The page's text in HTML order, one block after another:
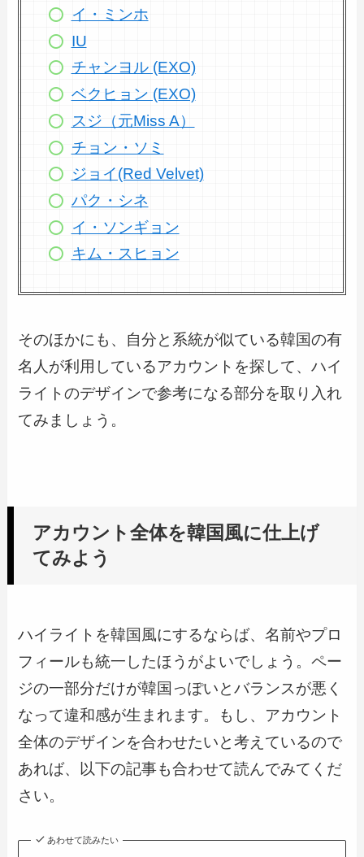
イ・ミンホ
IU
チャンヨル (EXO)
ベクヒョン (EXO)
スジ（元Miss A）
チョン・ソミ
ジョイ(Red Velvet)
パク・シネ
イ・ソンギョン
キム・スヒョン
そのほかにも、自分と系統が似ている韓国の有
名人が利用しているアカウントを探して、ハイ
ライトのデザインで参考になる部分を取り入れ
てみましょう。
アカウント全体を韓国風に仕上げ
てみよう
ハイライトを韓国風にするならば、名前やプロ
フィールも統一したほうがよいでしょう。ペー
ジの一部分だけが韓国っぽいとバランスが悪く
なって違和感が生まれます。もし、アカウント
全体のデザインを合わせたいと考えているので
あれば、以下の記事も合わせて読んでみてくだ
さい。
あわせて読みたい